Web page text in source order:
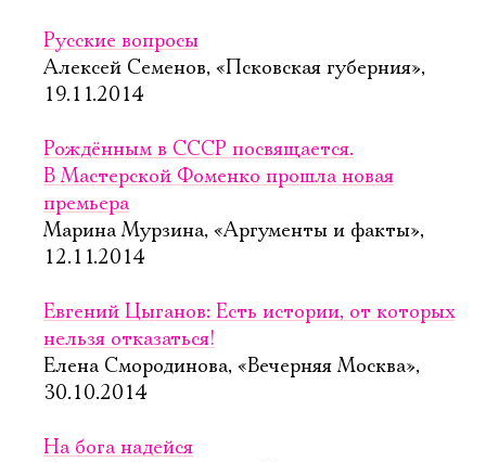
Русские вопросы
Алексей Семенов, «Псковская губерния»,
19.11.2014
Рождённым в СССР посвящается.
В Мастерской Фоменко прошла новая
премьера
Марина Мурзина, «Аргументы и факты»,
12.11.2014
Евгений Цыганов: Есть истории, от которых
нельзя отказаться!
Елена Смородинова, «Вечерняя Москва»,
30.10.2014
На бога надейся